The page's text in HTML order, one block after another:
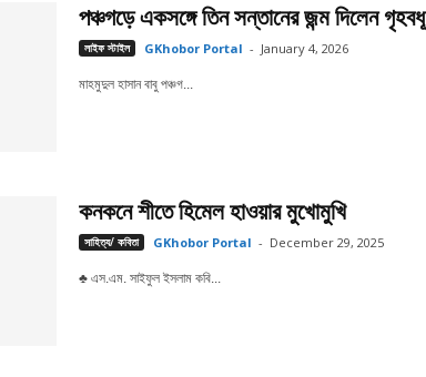
পঞ্চগড়ে একসঙ্গে তিন সন্তানের জন্ম দিলেন গৃহবধূ
লাইফ স্টাইল GKhobor Portal - January 4, 2026
মাহমুদুল হাসান বাবু পঞ্চগ...
কনকনে শীতে হিমেল হাওয়ার মুখোমুখি
সাহিত্য/ কবিতা GKhobor Portal - December 29, 2025
♣ এস.এম. সাইফুল ইসলাম কবি...